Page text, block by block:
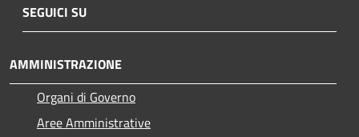
SEGUICI SU
AMMINISTRAZIONE
Organi di Governo
Aree Amministrative